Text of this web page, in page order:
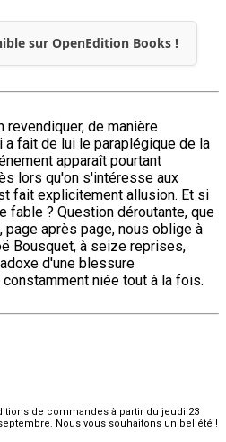
sur OpenEdition Books !
revendiquer, de manière
fait de lui le paraplégique de la
apparaît pourtant
lors qu'on s'intéresse aux
fait explicitement allusion. Et si
fable ? Question déroutante, que
après page, nous oblige à
Bousquet, à seize reprises,
d'une blessure
niée tout à la fois.
de commandes à partir du jeudi 23
Nous vous souhaitons un bel été !